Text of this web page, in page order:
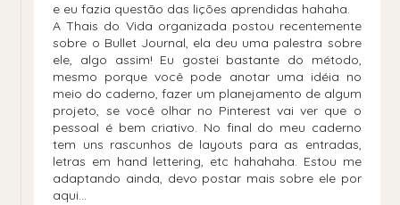
e eu fazia questão das lições aprendidas hahaha.
A Thais do Vida organizada postou recentemente
sobre o Bullet Journal, ela deu uma palestra sobre
ele, algo assim! Eu gostei bastante do método,
mesmo porque você pode anotar uma idéia no
meio do caderno, fazer um planejamento de algum
projeto, se você olhar no Pinterest vai ver que o
pessoal é bem criativo. No final do meu caderno
tem uns rascunhos de layouts para as entradas,
letras em hand lettering, etc hahahaha. Estou me
adaptando ainda, devo postar mais sobre ele por
aqui...